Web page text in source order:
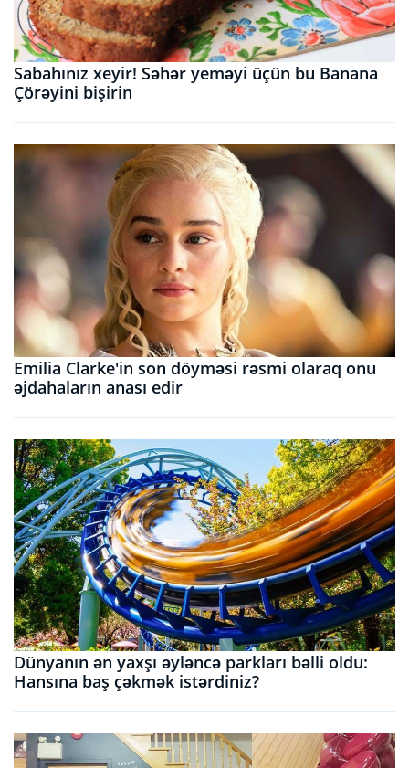
Sabahınız xeyir! Səhər yeməyi üçün bu Banana
Çörəyini bişirin
Emilia Clarke'in son döyməsi rəsmi olaraq onu
əjdahaların anası edir
Dünyanın ən yaxşı əyləncə parkları bəlli oldu:
Hansına baş çəkmək istərdiniz?